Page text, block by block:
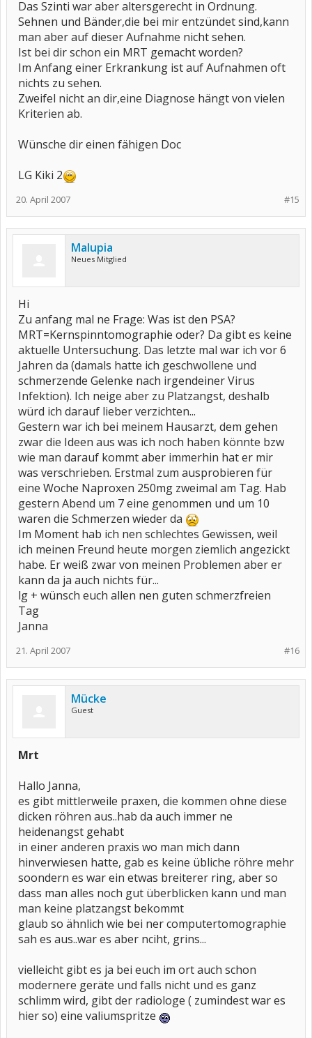
Das Szinti war aber altersgerecht in Ordnung.
Sehnen und Bänder,die bei mir entzündet sind,kann
man aber auf dieser Aufnahme nicht sehen.
Ist bei dir schon ein MRT gemacht worden?
Im Anfang einer Erkrankung ist auf Aufnahmen oft
nichts zu sehen.
Zweifel nicht an dir,eine Diagnose hängt von vielen
Kriterien ab.
Wünsche dir einen fähigen Doc
LG Kiki 2
#15
20. April 2007
Malupia
Neues Mitglied
Hi
Zu anfang mal ne Frage: Was ist den PSA?
MRT=Kernspinntomographie oder? Da gibt es keine
aktuelle Untersuchung. Das letzte mal war ich vor 6
Jahren da (damals hatte ich geschwollene und
schmerzende Gelenke nach irgendeiner Virus
Infektion). Ich neige aber zu Platzangst, deshalb
würd ich darauf lieber verzichten...
Gestern war ich bei meinem Hausarzt, dem gehen
zwar die Ideen aus was ich noch haben könnte bzw
wie man darauf kommt aber immerhin hat er mir
was verschrieben. Erstmal zum ausprobieren für
eine Woche Naproxen 250mg zweimal am Tag. Hab
gestern Abend um 7 eine genommen und um 10
waren die Schmerzen wieder da
Im Moment hab ich nen schlechtes Gewissen, weil
ich meinen Freund heute morgen ziemlich angezickt
habe. Er weiß zwar von meinen Problemen aber er
kann da ja auch nichts für...
lg + wünsch euch allen nen guten schmerzfreien
Tag
Janna
#16
21. April 2007
Mücke
Guest
Mrt
Hallo Janna,
es gibt mittlerweile praxen, die kommen ohne diese
dicken röhren aus..hab da auch immer ne
heidenangst gehabt
in einer anderen praxis wo man mich dann
hinverwiesen hatte, gab es keine übliche röhre mehr
soondern es war ein etwas breiterer ring, aber so
dass man alles noch gut überblicken kann und man
man keine platzangst bekommt
glaub so ähnlich wie bei ner computertomographie
sah es aus..war es aber nciht, grins...
vielleicht gibt es ja bei euch im ort auch schon
modernere geräte und falls nicht und es ganz
schlimm wird, gibt der radiologe ( zumindest war es
hier so) eine valiumspritze